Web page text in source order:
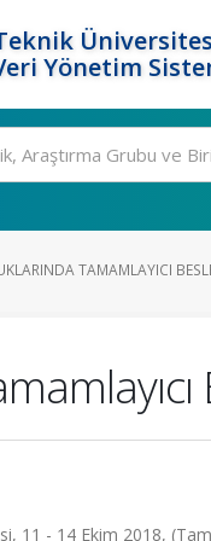
Yönetim
TAMAMLAYICI
11 - 14 Ekim 2018,